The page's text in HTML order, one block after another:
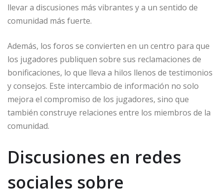
llevar a discusiones más vibrantes y a un sentido de
comunidad más fuerte.
Además, los foros se convierten en un centro para que
los jugadores publiquen sobre sus reclamaciones de
bonificaciones, lo que lleva a hilos llenos de testimonios
y consejos. Este intercambio de información no solo
mejora el compromiso de los jugadores, sino que
también construye relaciones entre los miembros de la
comunidad.
Discusiones en redes
sociales sobre